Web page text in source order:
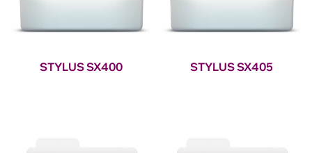
STYLUS SX400 STYLUS SX405